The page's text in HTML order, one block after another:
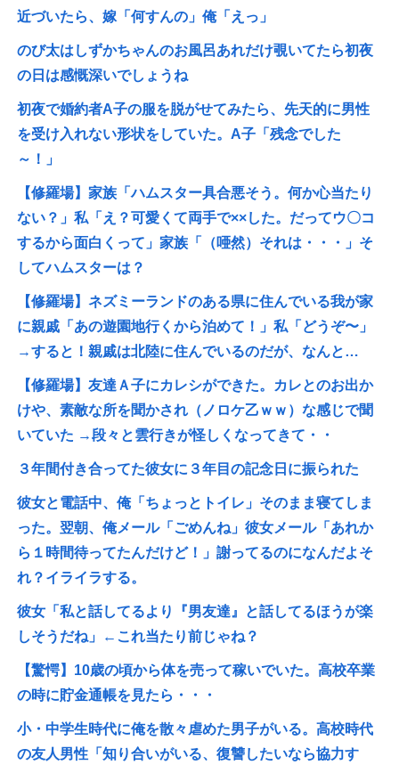
近づいたら、嫁「何すんの」俺「えっ」
のび太はしずかちゃんのお風呂あれだけ覗いてたら初夜
の日は感慨深いでしょうね
初夜で婚約者A子の服を脱がせてみたら、先天的に男性
を受け入れない形状をしていた。A子「残念でした
～！」
【修羅場】家族「ハムスター具合悪そう。何か心当たり
ない？」私「え？可愛くて両手で××した。だってウ〇コ
するから面白くって」家族「（唖然）それは・・・」そ
してハムスターは？
【修羅場】ネズミーランドのある県に住んでいる我が家
に親戚「あの遊園地行くから泊めて！」私「どうぞ〜」
→すると！親戚は北陸に住んでいるのだが、なんと…
【修羅場】友達Ａ子にカレシができた。カレとのお出か
けや、素敵な所を聞かされ（ノロケ乙ｗｗ）な感じで聞
いていた →段々と雲行きが怪しくなってきて・・
３年間付き合ってた彼女に３年目の記念日に振られた
彼女と電話中、俺「ちょっとトイレ」そのまま寝てしま
った。翌朝、俺メール「ごめんね」彼女メール「あれか
ら１時間待ってたんだけど！」謝ってるのになんだよそ
れ？イライラする。
彼女「私と話してるより『男友達』と話してるほうが楽
しそうだね」←これ当たり前じゃね？
【驚愕】10歳の頃から体を売って稼いでいた。高校卒業
の時に貯金通帳を見たら・・・
小・中学生時代に俺を散々虐めた男子がいる。高校時代
の友人男性「知り合いがいる、復讐したいなら協力す